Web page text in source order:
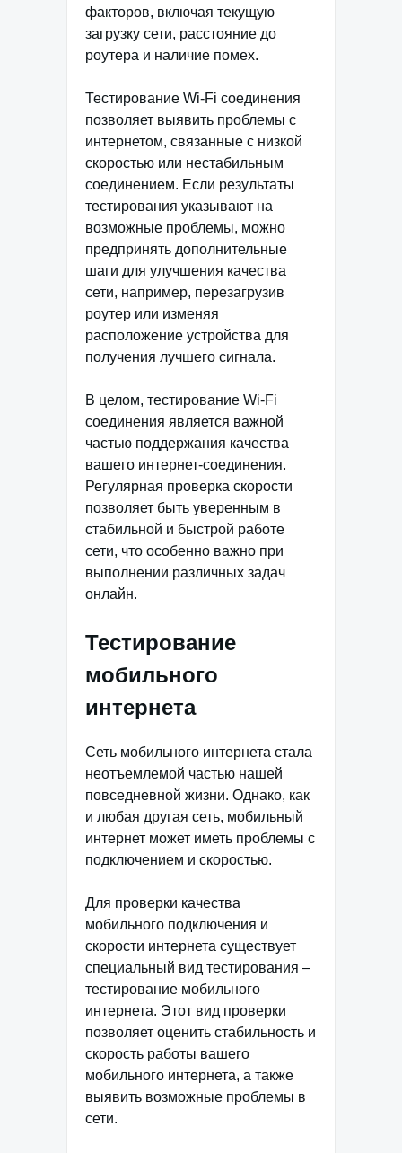
факторов, включая текущую
загрузку сети, расстояние до
роутера и наличие помех.
Тестирование Wi-Fi соединения
позволяет выявить проблемы с
интернетом, связанные с низкой
скоростью или нестабильным
соединением. Если результаты
тестирования указывают на
возможные проблемы, можно
предпринять дополнительные
шаги для улучшения качества
сети, например, перезагрузив
роутер или изменяя
расположение устройства для
получения лучшего сигнала.
В целом, тестирование Wi-Fi
соединения является важной
частью поддержания качества
вашего интернет-соединения.
Регулярная проверка скорости
позволяет быть уверенным в
стабильной и быстрой работе
сети, что особенно важно при
выполнении различных задач
онлайн.
Тестирование
мобильного
интернета
Сеть мобильного интернета стала
неотъемлемой частью нашей
повседневной жизни. Однако, как
и любая другая сеть, мобильный
интернет может иметь проблемы с
подключением и скоростью.
Для проверки качества
мобильного подключения и
скорости интернета существует
специальный вид тестирования –
тестирование мобильного
интернета. Этот вид проверки
позволяет оценить стабильность и
скорость работы вашего
мобильного интернета, а также
выявить возможные проблемы в
сети.